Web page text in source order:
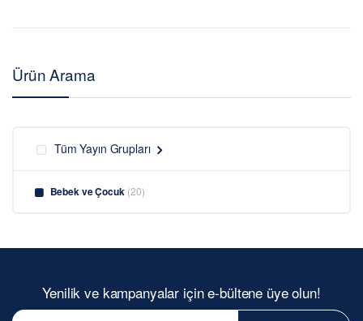
Ürün Arama
Tüm Yayın Grupları
Bebek ve Çocuk (20)
Yenilik ve kampanyalar için e-bültene üye olun!